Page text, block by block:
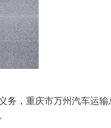
务，重庆市万州汽车运